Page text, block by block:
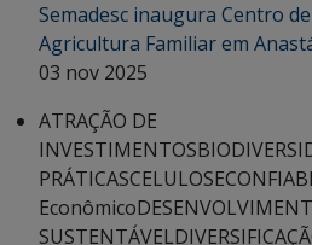
Semadesc inaugura Centro
Agricultura Familiar em
03 nov 2025
ATRAÇÃO DE
INVESTIMENTOS
PRÁTICASCELULOSE
Econômico
SUSTENTÁVEL